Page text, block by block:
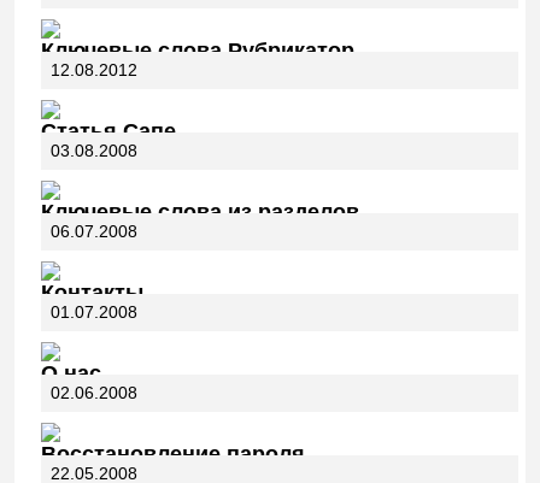
Ключевые слова Рубрикатор
12.08.2012
Статья Сапе
03.08.2008
Ключевые слова из разделов
06.07.2008
Контакты
01.07.2008
О нас
02.06.2008
Восстановление пароля
22.05.2008